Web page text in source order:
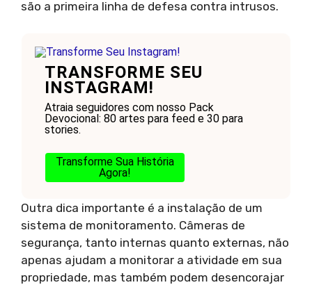
são a primeira linha de defesa contra intrusos.
TRANSFORME SEU
INSTAGRAM!
Atraia seguidores com nosso Pack
Devocional: 80 artes para feed e 30 para
stories.
Transforme Sua História
Agora!
Outra dica importante é a instalação de um
sistema de monitoramento. Câmeras de
segurança, tanto internas quanto externas, não
apenas ajudam a monitorar a atividade em sua
propriedade, mas também podem desencorajar